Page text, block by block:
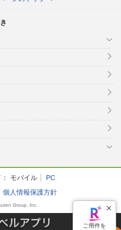
モバイル
PC
個人情報保護方針
Group, Inc.
ご用件を